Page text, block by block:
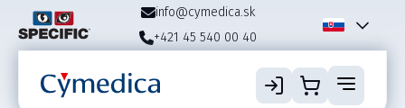
info@cymedica.sk
+421 45 540 00 40